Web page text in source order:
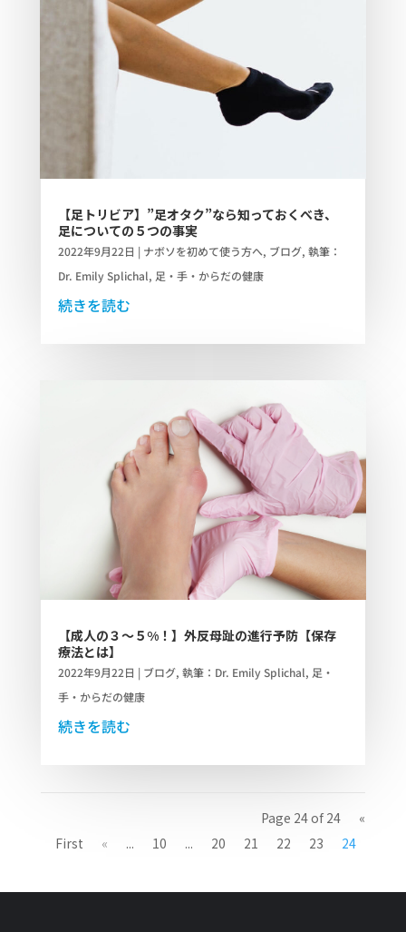
【足トリビア】”足オタク”なら知っておくべき、
足についての５つの事実
2022年9月22日 | ナボソを初めて使う方へ, ブログ, 執筆：
Dr. Emily Splichal, 足・手・からだの健康
続きを読む
【成人の３～５%！】外反母趾の進行予防【保存
療法とは】
2022年9月22日 | ブログ, 執筆：Dr. Emily Splichal, 足・
手・からだの健康
続きを読む
Page 24 of 24
«
First
« ... 10 ... 20 21 22 23 24